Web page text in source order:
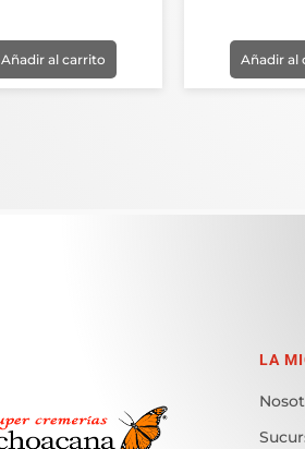
Añadir al carrito Añadir al
LA